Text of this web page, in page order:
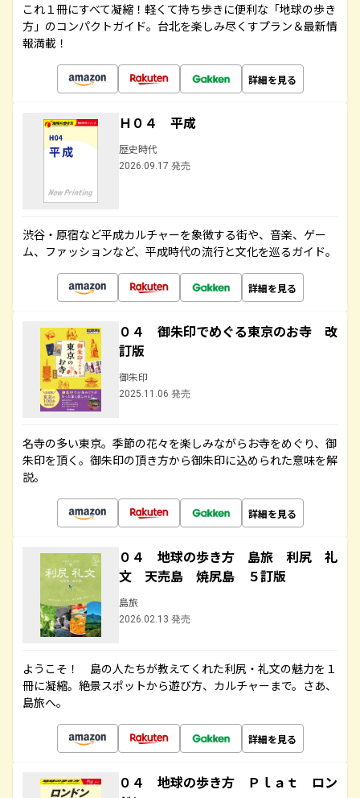
これ１冊にすべて凝縮！軽くて持ち歩きに便利な「地球の歩き
方」のコンパクトガイド。台北を楽しみ尽くすプラン＆最新情
報満載！
詳細を見る
Ｈ０４ 平成
歴史時代
2026.09.17 発売
渋谷・原宿など平成カルチャーを象徴する街や、音楽、ゲー
ム、ファッションなど、平成時代の流行と文化を巡るガイド。
詳細を見る
０４ 御朱印でめぐる東京のお寺 改
訂版
御朱印
2025.11.06 発売
名寺の多い東京。季節の花々を楽しみながらお寺をめぐり、御
朱印を頂く。御朱印の頂き方から御朱印に込められた意味を解
説。
詳細を見る
０４ 地球の歩き方 島旅 利尻 礼
文 天売島 焼尻島 ５訂版
島旅
2026.02.13 発売
ようこそ！ 島の人たちが教えてくれた利尻・礼文の魅力を１
冊に凝縮。絶景スポットから遊び方、カルチャーまで。さあ、
島旅へ。
詳細を見る
０４ 地球の歩き方 Ｐｌａｔ ロン